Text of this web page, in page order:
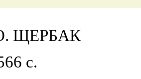
ЩЕРБАК
с.